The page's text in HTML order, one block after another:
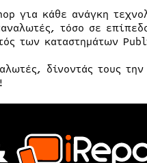
για κάθε ανάγκη
τόσο σε
των καταστημάτων
δίνοντάς τους